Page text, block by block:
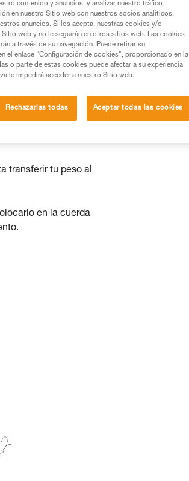
consejo antes de
poder comprender
Confirme a
con total seguridad,
otras que no
transferir tu peso al
en la cuerda
contenido y anuncios, y analizar nuestro tráfico.
en nuestro Sitio web con nuestros socios analíticos,
anuncios. Si los acepta, nuestras cookies y/o
web y no le seguirán en otros sitios web. Las cookies
a través de su navegación. Puede retirar su
el enlace "Configuración de cookies", proporcionado en la
o parte de estas cookies puede afectar a su experiencia
le impedirá acceder a nuestro Sitio web.
Rechazarlas todas Aceptar todas las cookies